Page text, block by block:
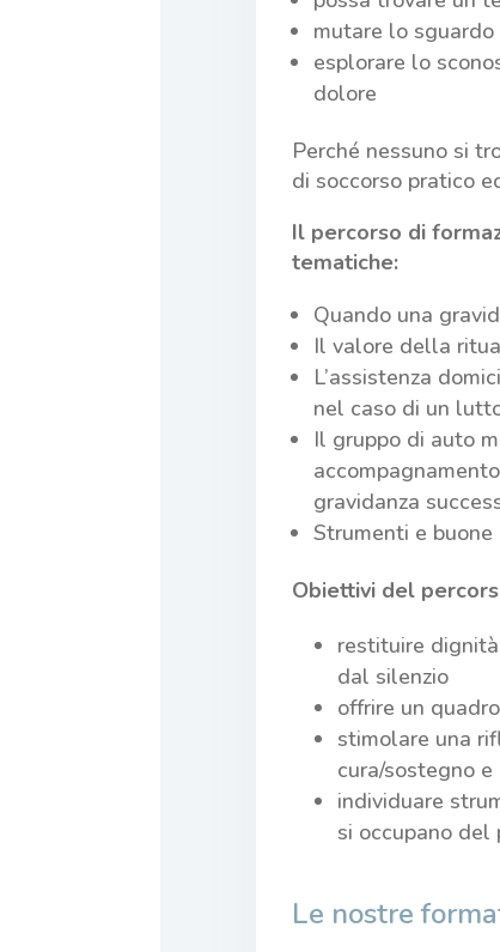
mutare lo sguardo
esplorare lo
dolore
Perché nessuno si
di soccorso pratico
Il percorso di
tematiche:
Quando una
Il valore della
L’assistenza
nel caso di un
Il gruppo di auto
gravidanza
Strumenti e buone
Obiettivi del
restituire
dal silenzio
offrire un
stimolare una
cura/sostegno
individuare
si occupano del
Le nostre